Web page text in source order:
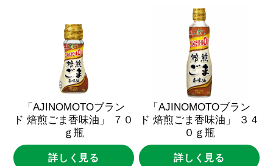
「AJINOMOTOブラン
ド焙煎ごま香味油」
７０
ｇ瓶
詳しく見る
「AJINOMOTOブラン
ド 焙煎ごま香味油」
３４
０ｇ瓶
詳しく見る